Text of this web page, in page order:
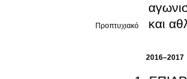
Προπτυχιακό
και
2016–2017